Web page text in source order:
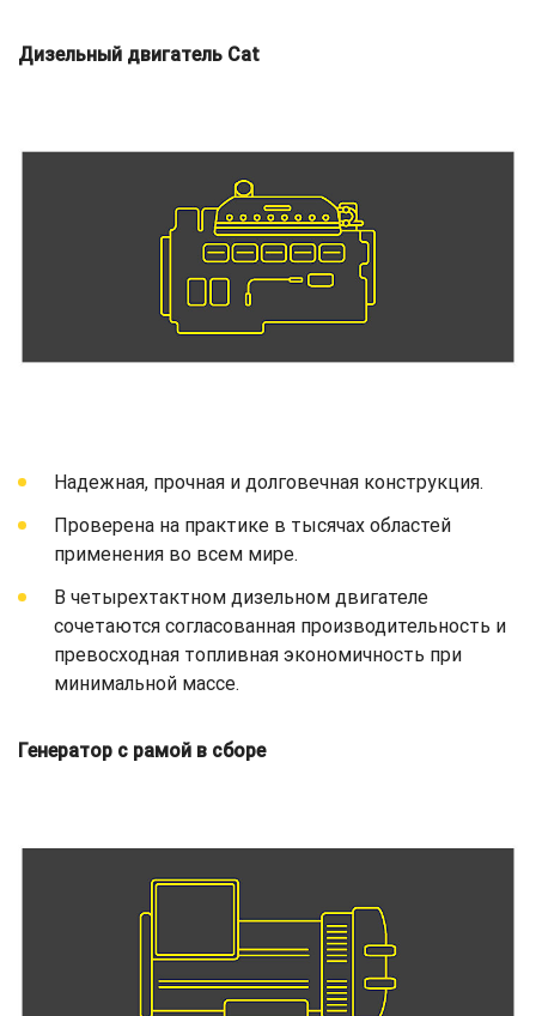
Дизельный двигатель Cat
Надежная, прочная и долговечная конструкция.
Проверена на практике в тысячах областей
применения во всем мире.
В четырехтактном дизельном двигателе
сочетаются согласованная производительность и
превосходная топливная экономичность при
минимальной массе.
Генератор с рамой в сборе